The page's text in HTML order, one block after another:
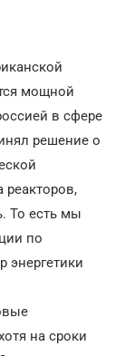
мощной
в сфере
решение о
реакторов,
То есть мы
по
энергетики
на сроки